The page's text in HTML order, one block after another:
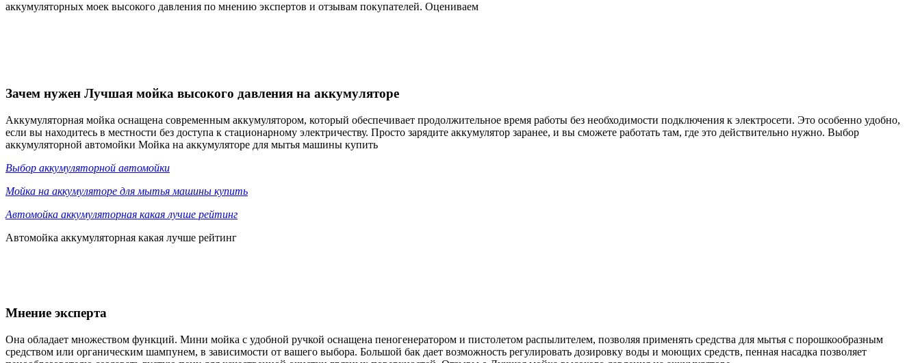
аккумуляторных моек высокого давления по мнению экспертов и отзывам покупателей. Оцениваем
Зачем нужен Лучшая мойка высокого давления на аккумуляторе
Аккумуляторная мойка оснащена современным аккумулятором, который обеспечивает продолжительное время работы без необходимости подключения к электросети. Это особенно удобно,
если вы находитесь в местности без доступа к стационарному электричеству. Просто зарядите аккумулятор заранее, и вы сможете работать там, где это действительно нужно. Выбор
аккумуляторной автомойки Мойка на аккумуляторе для мытья машины купить
Выбор аккумуляторной автомойки
Мойка на аккумуляторе для мытья машины купить
Автомойка аккумуляторная какая лучше рейтинг
Автомойка аккумуляторная какая лучше рейтинг
Мнение эксперта
Она обладает множеством функций. Мини мойка с удобной ручкой оснащена пеногенератором и пистолетом распылителем, позволяя применять средства для мытья с порошкообразным
средством или органическим шампунем, в зависимости от вашего выбора. Большой бак дает возможность регулировать дозировку воды и моющих средств, пенная насадка позволяет